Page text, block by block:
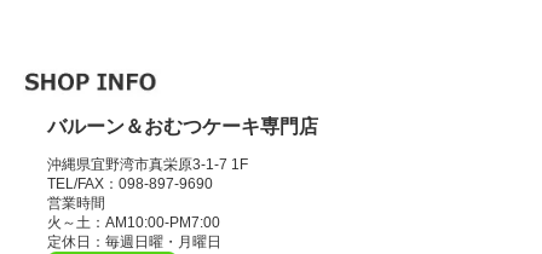
バルーン＆おむつケーキ専門店
沖縄県宜野湾市真栄原3-1-7 1F
TEL/FAX：098-897-9690
営業時間
火～土：AM10:00-PM7:00
定休日：毎週日曜・月曜日